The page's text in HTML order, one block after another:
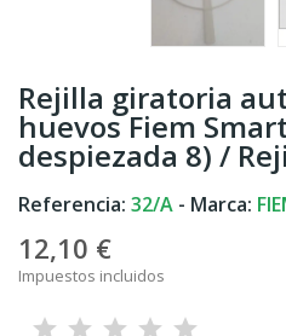
Rejilla giratoria
huevos Fiem
despiezada 8) /
Referencia: 32/A - Marca:
12,10 €
Impuestos incluidos